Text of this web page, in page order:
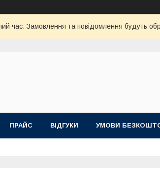
час. Замовлення та повідомлення будуть
ПРАЙС ВІДГУКИ УМОВИ